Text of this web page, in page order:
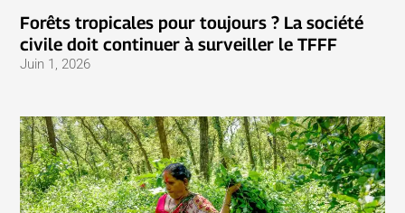
Forêts tropicales pour toujours ? La société
civile doit continuer à surveiller le TFFF
Juin 1, 2026